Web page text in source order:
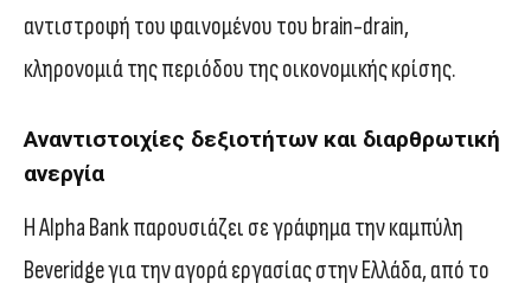
αντιστροφή του φαινομένου του brain-drain,
κληρονομιά της περιόδου της οικονομικής κρίσης.
Αναντιστοιχίες δεξιοτήτων και διαρθρωτική
ανεργία
Η Alpha Bank παρουσιάζει σε γράφημα την καμπύλη
Beveridge για την αγορά εργασίας στην Ελλάδα, από το